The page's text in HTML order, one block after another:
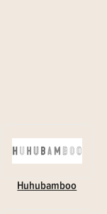
Huhubamboo